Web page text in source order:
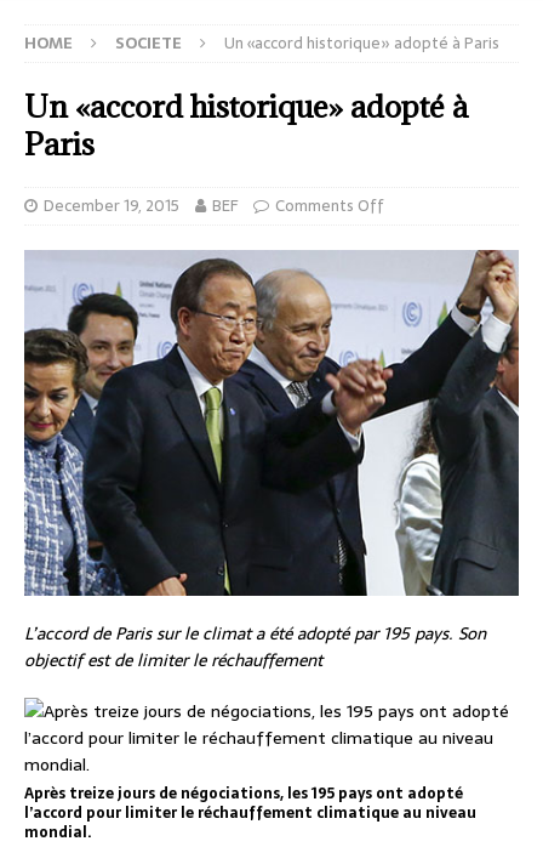
HOME SOCIETE Un «accord historique» adopté à Paris
Un «accord historique» adopté à
Paris
December 19, 2015 BEF Comments Off
L’accord de Paris sur le climat a été adopté par 195 pays. Son
objectif est de limiter le réchauffement
Après treize jours de négociations, les 195 pays ont adopté
l’accord pour limiter le réchauffement climatique au niveau
mondial.